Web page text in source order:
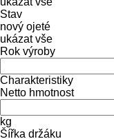
Stav
nový ojeté
ukázat vše
Rok výroby
Charakteristiky
Netto hmotnost
kg
Šířka držáku